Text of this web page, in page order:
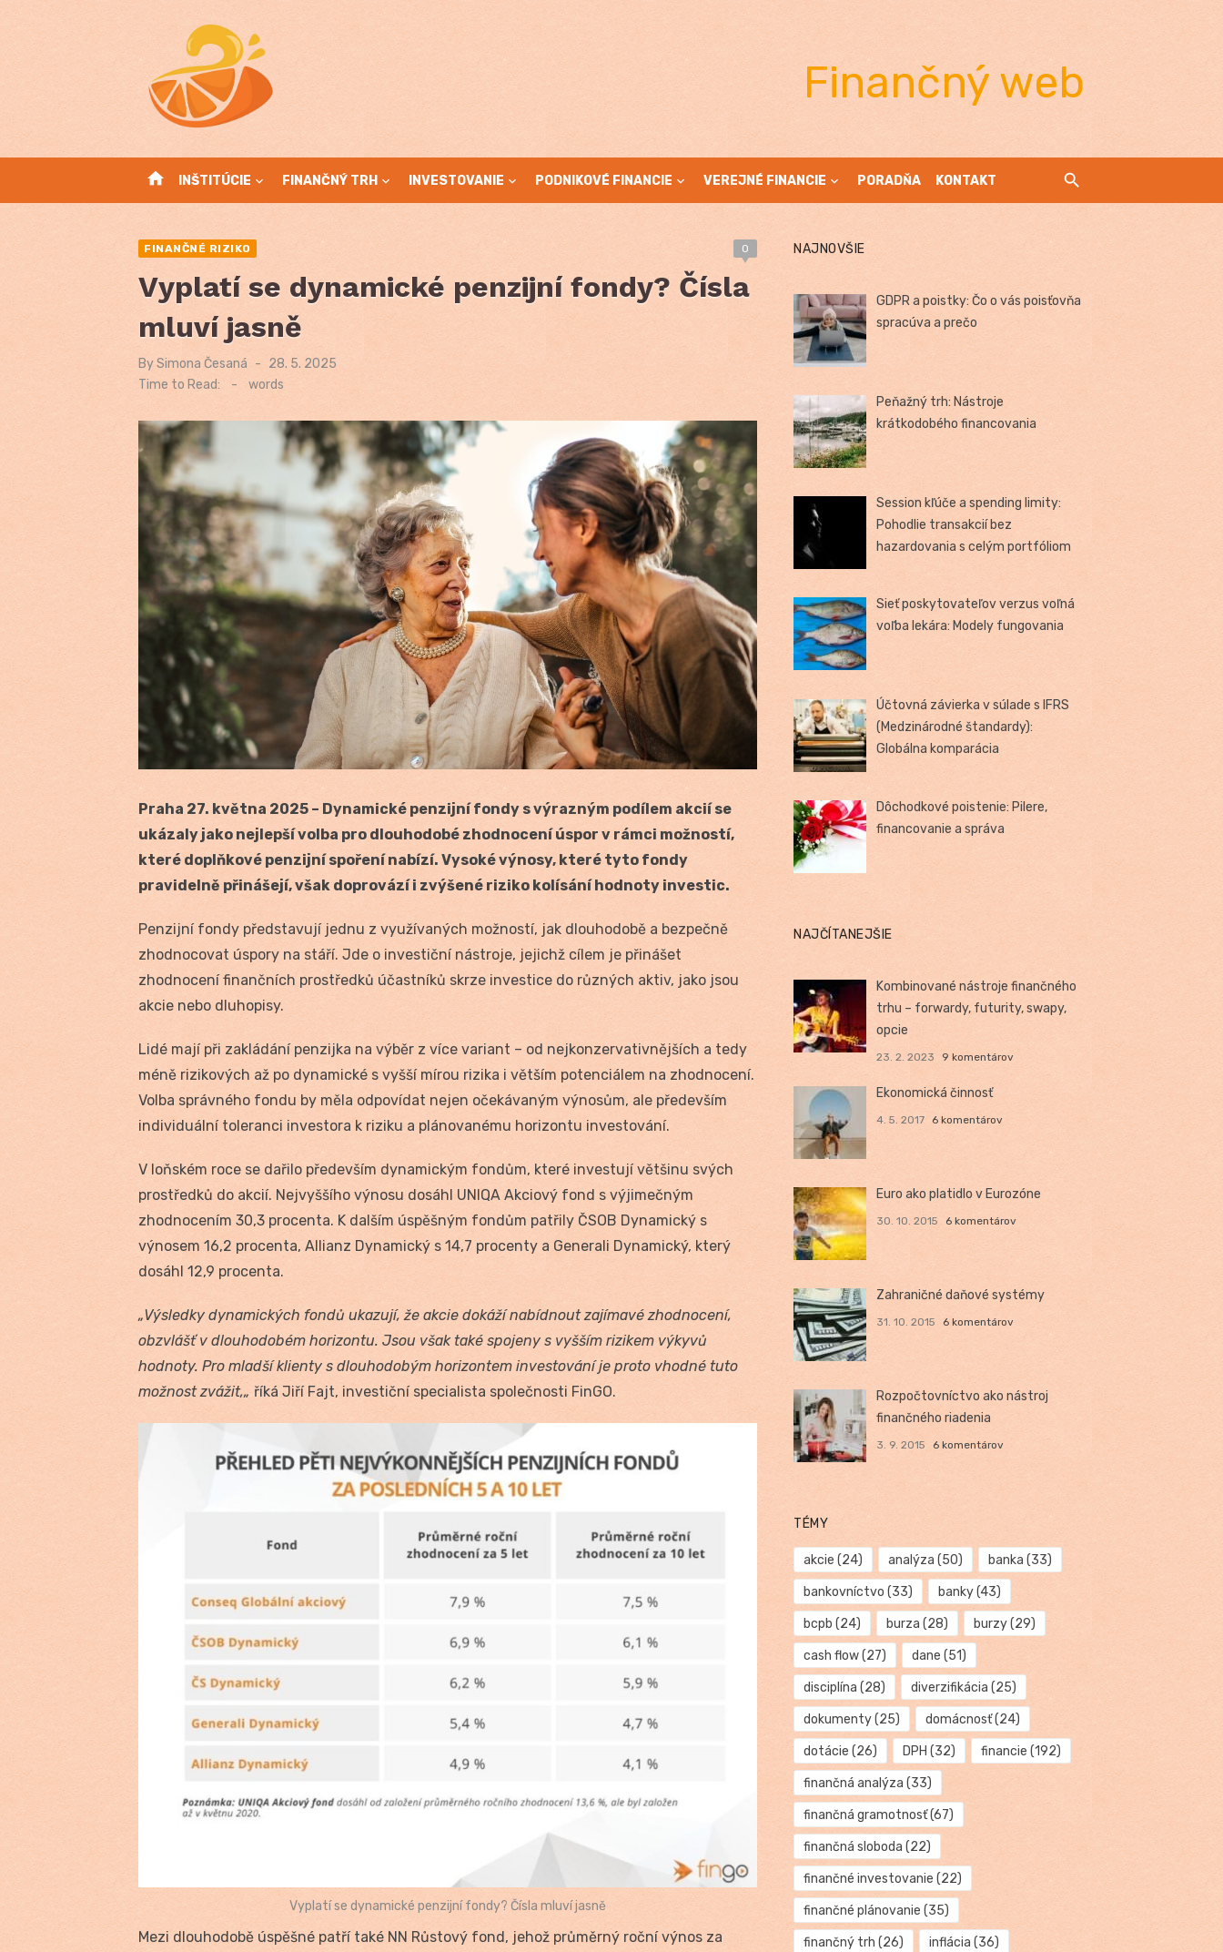
Finančný web
home INŠTITÚCIE FINANČNÝ TRH INVESTOVANIE PODNIKOVÉ FINANCIE VEREJNÉ FINANCIE PORADŇA KONTAKT
FINANČNÉ RIZIKO 0
Vyplatí se dynamické penzijní fondy? Čísla
mluví jasně
BySimona Česaná
Posted
on
28. 5. 2025
Time to Read:
- words
Praha 27. května 2025 – Dynamické penzijní fondy s výrazným podílem akcií se
ukázaly jako nejlepší volba pro dlouhodobé zhodnocení úspor v rámci možností,
které doplňkové penzijní spoření nabízí. Vysoké výnosy, které tyto fondy
pravidelně přinášejí, však doprovází i zvýšené riziko kolísání hodnoty investic.
Penzijní fondy představují jednu z využívaných možností, jak dlouhodobě a bezpečně
zhodnocovat úspory na stáří. Jde o investiční nástroje, jejichž cílem je přinášet
zhodnocení finančních prostředků účastníků skrze investice do různých aktiv, jako jsou
akcie nebo dluhopisy.
Lidé mají při zakládání penzijka na výběr z více variant – od nejkonzervativnějších a tedy
méně rizikových až po dynamické s vyšší mírou rizika i větším potenciálem na zhodnocení.
Volba správného fondu by měla odpovídat nejen očekávaným výnosům, ale především
individuální toleranci investora k riziku a plánovanému horizontu investování.
V loňském roce se dařilo především dynamickým fondům, které investují většinu svých
prostředků do akcií. Nejvyššího výnosu dosáhl UNIQA Akciový fond s výjimečným
zhodnocením 30,3 procenta. K dalším úspěšným fondům patřily ČSOB Dynamický s
výnosem 16,2 procenta, Allianz Dynamický s 14,7 procenty a Generali Dynamický, který
dosáhl 12,9 procenta.
„Výsledky dynamických fondů ukazují, že akcie dokáží nabídnout zajímavé zhodnocení,
obzvlášť v dlouhodobém horizontu. Jsou však také spojeny s vyšším rizikem výkyvů
hodnoty. Pro mladší klienty s dlouhodobým horizontem investování je proto vhodné tuto
možnost zvážit,„ říká Jiří Fajt, investiční specialista společnosti FinGO.
Vyplatí se dynamické penzijní fondy? Čísla mluví jasně
Mezi dlouhodobě úspěšné patří také NN Růstový fond, jehož průměrný roční výnos za
NAJNOVŠIE
GDPR a poistky: Čo o vás poisťovňa
spracúva a prečo
Peňažný trh: Nástroje
krátkodobého financovania
Session kľúče a spending limity:
Pohodlie transakcií bez
hazardovania s celým portfóliom
Sieť poskytovateľov verzus voľná
voľba lekára: Modely fungovania
Účtovná závierka v súlade s IFRS
(Medzinárodné štandardy):
Globálna komparácia
Dôchodkové poistenie: Pilere,
financovanie a správa
NAJČÍTANEJŠIE
Kombinované nástroje finančného
trhu – forwardy, futurity, swapy,
opcie
23. 2. 2023 9 komentárov
Ekonomická činnosť
4. 5. 2017 6 komentárov
Euro ako platidlo v Eurozóne
30. 10. 2015 6 komentárov
Zahraničné daňové systémy
31. 10. 2015 6 komentárov
Rozpočtovníctvo ako nástroj
finančného riadenia
3. 9. 2015 6 komentárov
TÉMY
akcie (24) analýza (50) banka (33)
bankovníctvo (33) banky(43)
bcpb (24) burza (28) burzy(29)
cash flow(27) dane (51)
disciplína (28) diverzifikácia (25)
dokumenty(25) domácnosť(24)
dotácie (26) DPH (32) financie (192)
finančná analýza (33)
finančná gramotnosť(67)
finančná sloboda (22)
finančné investovanie (22)
finančné plánovanie (35)
finančný trh (26) inflácia (36)